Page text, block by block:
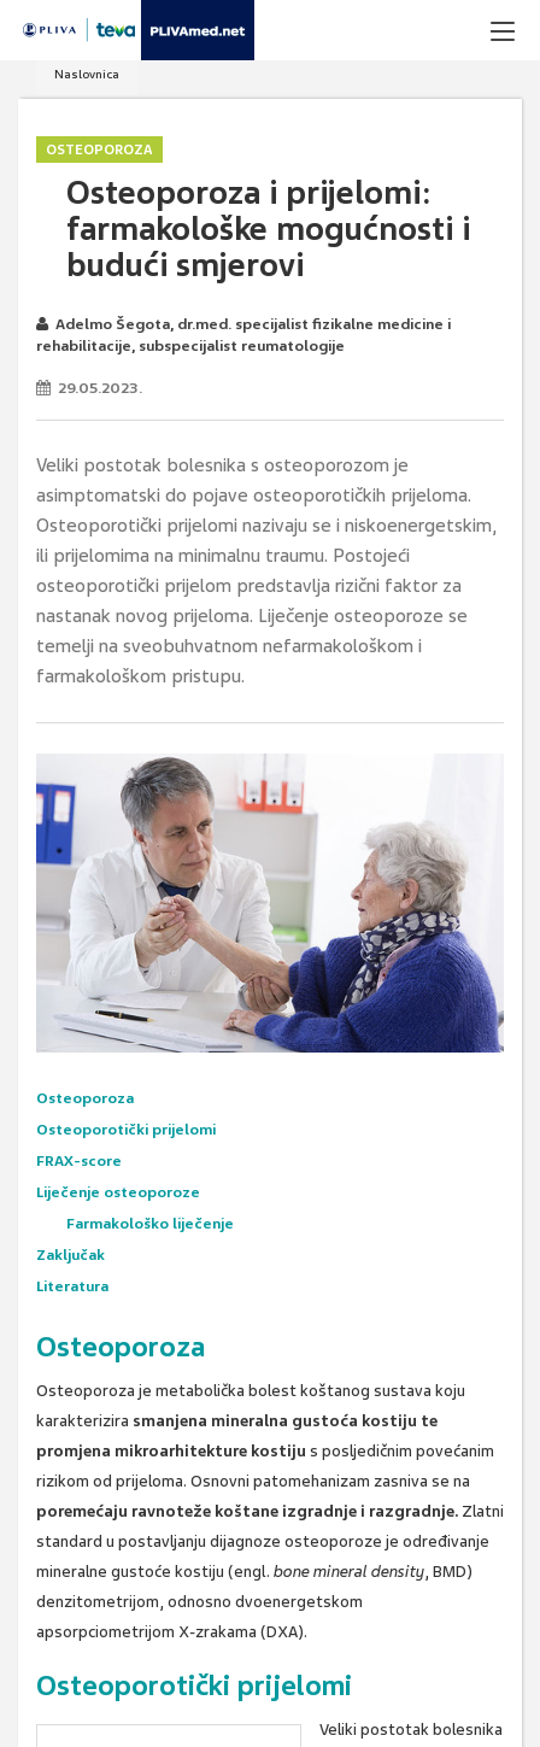
Naslovnica
OSTEOPOROZA
Osteoporoza i prijelomi:
farmakološke mogućnosti i
budući smjerovi
Adelmo Šegota, dr.med. specijalist fizikalne medicine i
rehabilitacije, subspecijalist reumatologije
29.05.2023.
Veliki postotak bolesnika s osteoporozom je
asimptomatski do pojave osteoporotičkih prijeloma.
Osteoporotički prijelomi nazivaju se i niskoenergetskim,
ili prijelomima na minimalnu traumu. Postojeći
osteoporotički prijelom predstavlja rizični faktor za
nastanak novog prijeloma. Liječenje osteoporoze se
temelji na sveobuhvatnom nefarmakološkom i
farmakološkom pristupu.
Osteoporoza
Osteoporotički prijelomi
FRAX-score
Liječenje osteoporoze
Farmakološko liječenje
Zaključak
Literatura
Osteoporoza
Osteoporoza je metabolička bolest koštanog sustava koju
karakterizira smanjena mineralna gustoća kostiju te
promjena mikroarhitekture kostiju s posljedičnim povećanim
rizikom od prijeloma. Osnovni patomehanizam zasniva se na
poremećaju ravnoteže koštane izgradnje i razgradnje. Zlatni
standard u postavljanju dijagnoze osteoporoze je određivanje
mineralne gustoće kostiju (engl. bone mineral density, BMD)
denzitometrijom, odnosno dvoenergetskom
apsorpciometrijom X-zrakama (DXA).
Osteoporotički prijelomi
Veliki postotak bolesnika